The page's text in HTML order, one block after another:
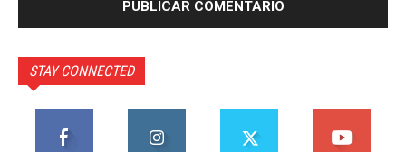
STAY CONNECTED